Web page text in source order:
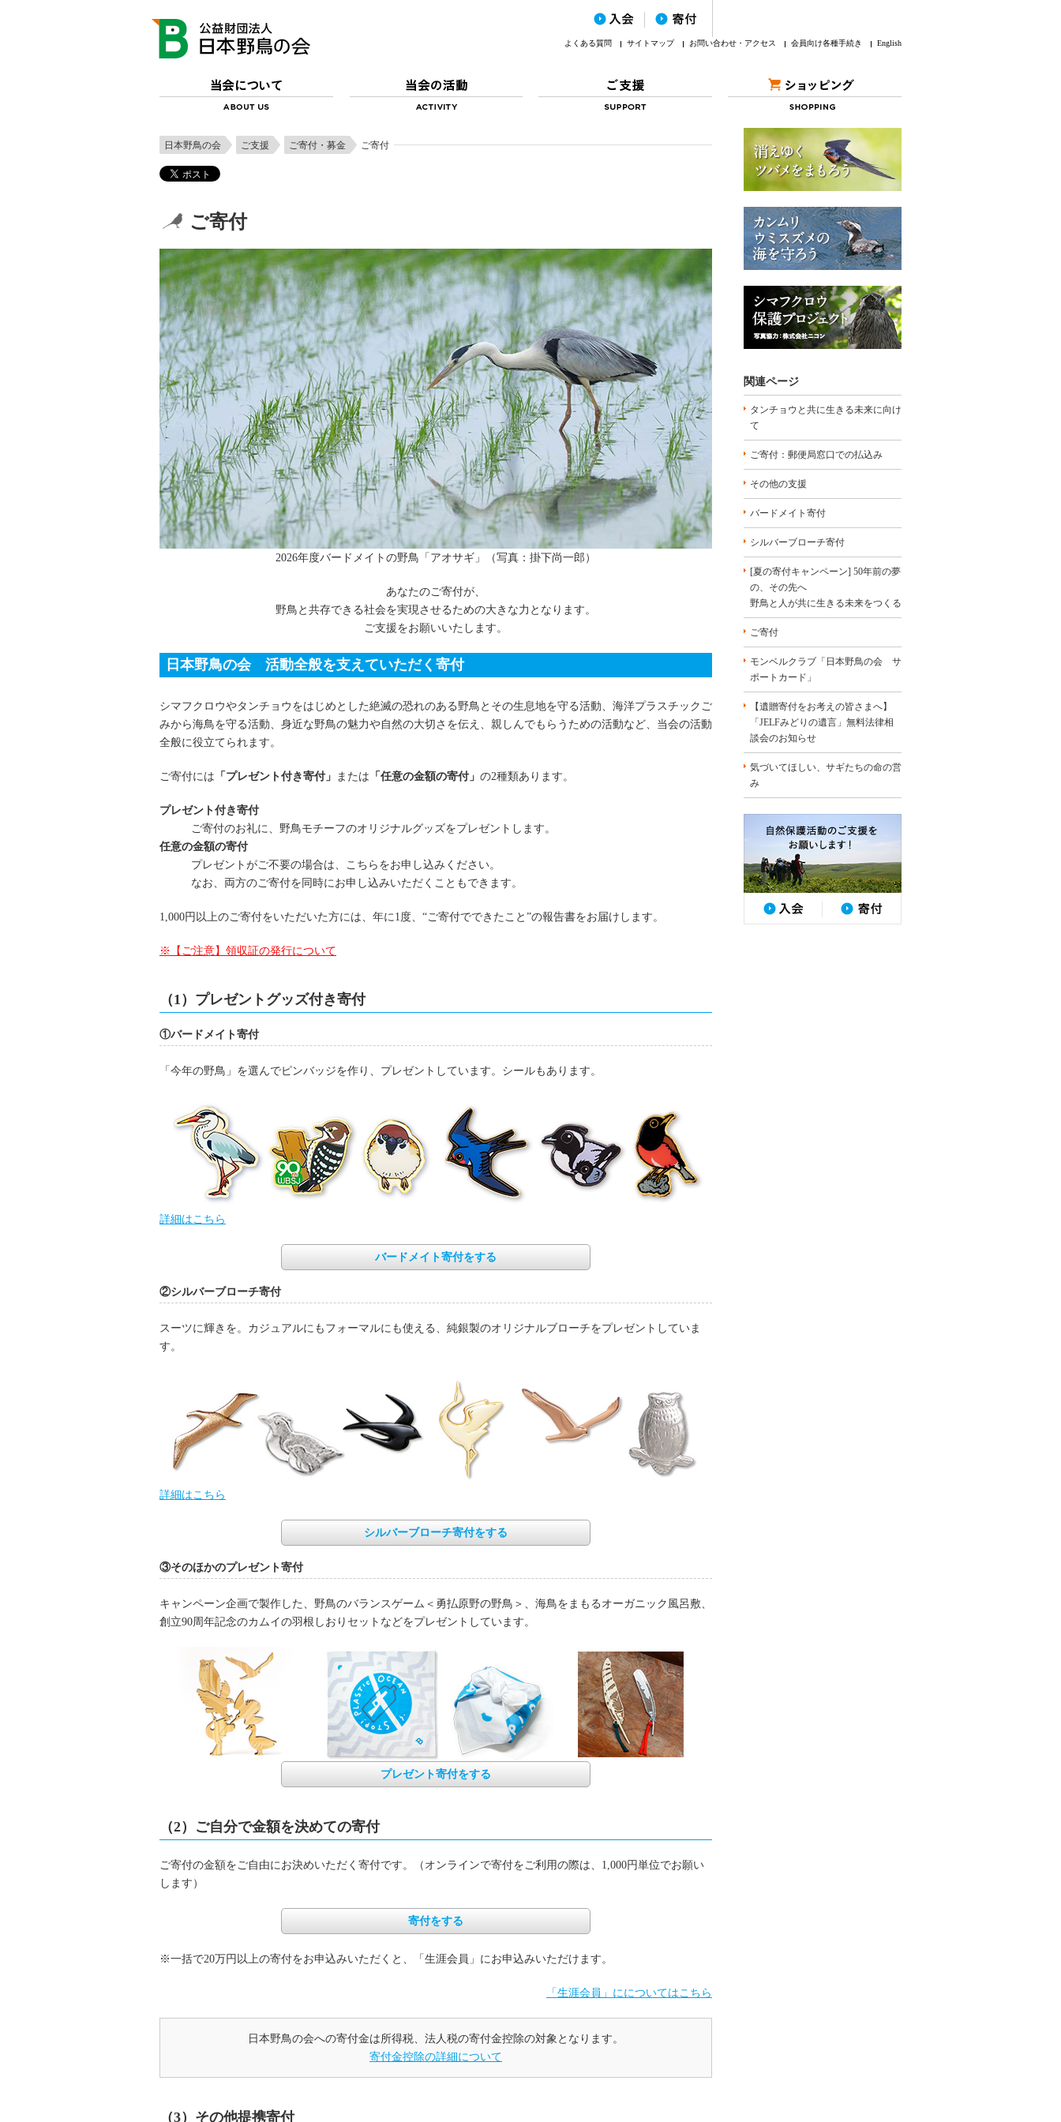
よくある質問 サイトマップ お問い合わせ・アクセス 会員向け各種手続き English
日本野鳥の会 ご支援 ご寄付・募金 ご寄付
ご寄付
2026年度バードメイトの野鳥「アオサギ」（写真：掛下尚一郎）
あなたのご寄付が、
野鳥と共存できる社会を実現させるための大きな力となります。
ご支援をお願いいたします。
日本野鳥の会 活動全般を支えていただく寄付
シマフクロウやタンチョウをはじめとした絶滅の恐れのある野鳥とその生息地を守る活動、海洋プラスチックご
みから海鳥を守る活動、身近な野鳥の魅力や自然の大切さを伝え、親しんでもらうための活動など、当会の活動
全般に役立てられます。
ご寄付には 「プレゼント付き寄付」 または 「任意の金額の寄付」 の2種類あります。
プレゼント付き寄付
ご寄付のお礼に、野鳥モチーフのオリジナルグッズをプレゼントします。
任意の金額の寄付
プレゼントがご不要の場合は、こちらをお申し込みください。
なお、両方のご寄付を同時にお申し込みいただくこともできます。
1,000円以上のご寄付をいただいた方には、年に1度、“ご寄付でできたこと”の報告書をお届けします。
※【ご注意】領収証の発行について
（1）プレゼントグッズ付き寄付
①バードメイト寄付
「今年の野鳥」を選んでピンバッジを作り、プレゼントしています。シールもあります。
詳細はこちら
バードメイト寄付をする
②シルバーブローチ寄付
スーツに輝きを。カジュアルにもフォーマルにも使える、純銀製のオリジナルブローチをプレゼントしていま
す。
詳細はこちら
シルバーブローチ寄付をする
③そのほかのプレゼント寄付
キャンペーン企画で製作した、野鳥のバランスゲーム＜勇払原野の野鳥＞、海鳥をまもるオーガニック風呂敷、
創立90周年記念のカムイの羽根しおりセットなどをプレゼントしています。
プレゼント寄付をする
（2）ご自分で金額を決めての寄付
ご寄付の金額をご自由にお決めいただく寄付です。（オンラインで寄付をご利用の際は、1,000円単位でお願い
します）
寄付をする
※一括で20万円以上の寄付をお申込みいただくと、「生涯会員」にお申込みいただけます。
「生涯会員」にについてはこちら
日本野鳥の会への寄付金は所得税、法人税の寄付金控除の対象となります。
寄付金控除の詳細について
（3）その他提携寄付
関連ページ
タンチョウと共に生きる未来に向け
て
ご寄付：郵便局窓口での払込み
その他の支援
バードメイト寄付
シルバーブローチ寄付
[夏の寄付キャンペーン] 50年前の夢
の、その先へ
野鳥と人が共に生きる未来をつくる
ご寄付
モンベルクラブ「日本野鳥の会 サ
ポートカード」
【遺贈寄付をお考えの皆さまへ】
「JELFみどりの遺言」無料法律相
談会のお知らせ
気づいてほしい、サギたちの命の営
み